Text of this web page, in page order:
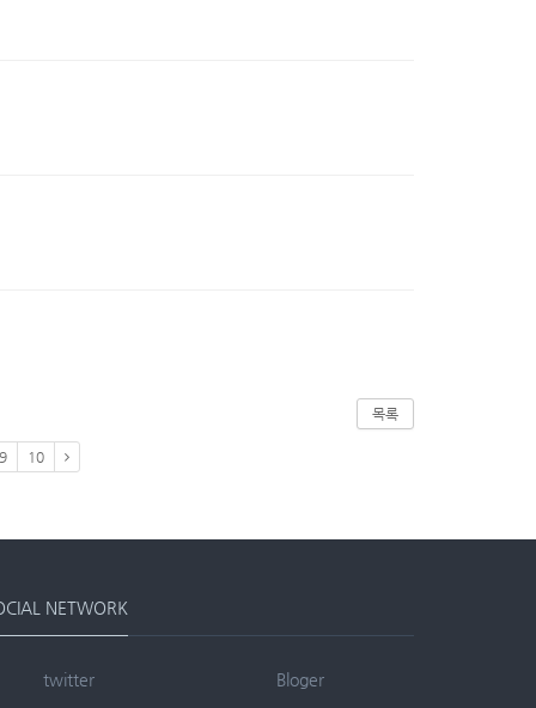
목록
9 10
NETWORK
twitter Bloger